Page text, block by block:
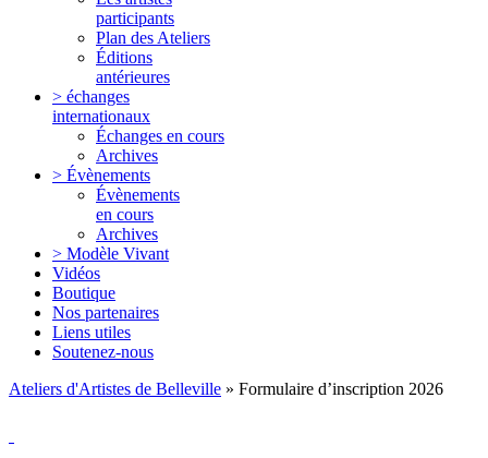
participants
Plan des Ateliers
Éditions
antérieures
> échanges
internationaux
Échanges en cours
Archives
> Évènements
Évènements
en cours
Archives
> Modèle Vivant
Vidéos
Boutique
Nos partenaires
Liens utiles
Soutenez-nous
Ateliers d'Artistes de Belleville » Formulaire d’inscription 2026